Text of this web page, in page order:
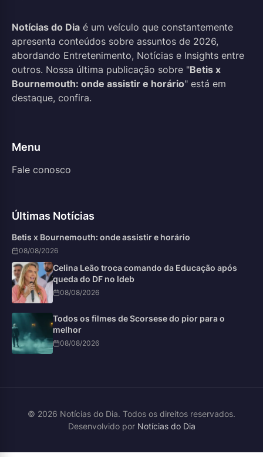
Notícias do Dia é um veículo que constantemente
apresenta conteúdos sobre assuntos de 2026,
abordando Entretenimento, Notícias e Insights entre
outros. Nossa última publicação sobre "Betis x
Bournemouth: onde assistir e horário" está em
destaque, confira.
Menu
Fale conosco
Últimas Notícias
Betis x Bournemouth: onde assistir e horário
08/08/2026
Celina Leão troca comando da Educação após
queda do DF no Ideb
08/08/2026
Todos os filmes de Scorsese do pior para o
melhor
08/08/2026
© 2026 Notícias do Dia. Todos os direitos reservados.
Desenvolvido por Notícias do Dia